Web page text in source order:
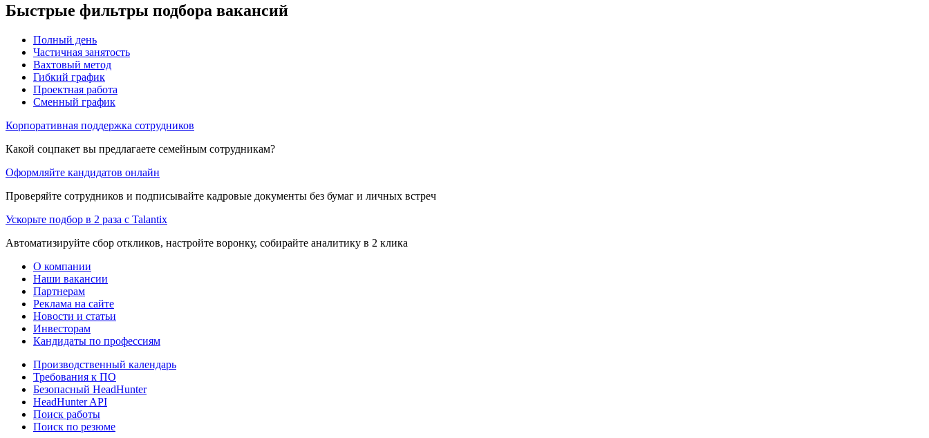
Быстрые фильтры подбора вакансий
Полный день
Частичная занятость
Вахтовый метод
Гибкий график
Проектная работа
Сменный график
Корпоративная поддержка сотрудников
Какой соцпакет вы предлагаете семейным сотрудникам?
Оформляйте кандидатов онлайн
Проверяйте сотрудников и подписывайте кадровые документы без бумаг и личных встреч
Ускорьте подбор в 2 раза с Talantix
Автоматизируйте сбор откликов, настройте воронку, собирайте аналитику в 2 клика
О компании
Наши вакансии
Партнерам
Реклама на сайте
Новости и статьи
Инвесторам
Кандидаты по профессиям
Производственный календарь
Требования к ПО
Безопасный HeadHunter
HeadHunter API
Поиск работы
Поиск по резюме